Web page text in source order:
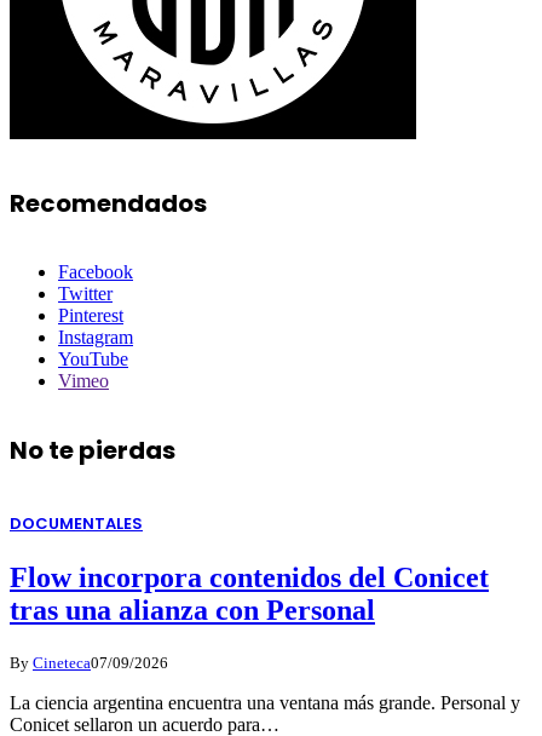
Recomendados
Facebook
Twitter
Pinterest
Instagram
YouTube
Vimeo
No te pierdas
DOCUMENTALES
Flow incorpora contenidos del Conicet
tras una alianza con Personal
By Cineteca07/09/2026
La ciencia argentina encuentra una ventana más grande. Personal y
Conicet sellaron un acuerdo para…